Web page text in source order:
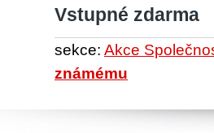
Vstupné zdarma
sekce: Akce
známému